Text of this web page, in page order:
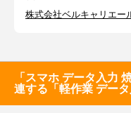
株式会社ベルキャリエ
「スマホ データ入力
連する「軽作業 デー